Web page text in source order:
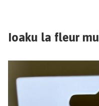
Ioaku la fleur